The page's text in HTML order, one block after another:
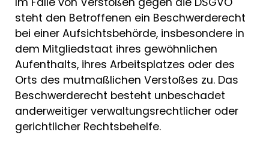
steht den Betroffenen ein Beschwerderecht
bei einer Aufsichtsbehörde, insbesondere in
dem Mitgliedstaat ihres gewöhnlichen
Aufenthalts, ihres Arbeitsplatzes oder des
Orts des mutmaßlichen Verstoßes zu. Das
Beschwerderecht besteht unbeschadet
anderweitiger verwaltungsrechtlicher oder
gerichtlicher Rechtsbehelfe.